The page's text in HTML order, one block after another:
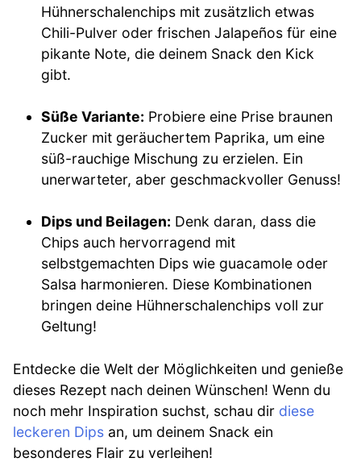
Hühnerschalenchips mit zusätzlich etwas
Chili-Pulver oder frischen Jalapeños für eine
pikante Note, die deinem Snack den Kick
gibt.
Süße Variante: Probiere eine Prise braunen
Zucker mit geräuchertem Paprika, um eine
süß-rauchige Mischung zu erzielen. Ein
unerwarteter, aber geschmackvoller Genuss!
Dips und Beilagen: Denk daran, dass die
Chips auch hervorragend mit
selbstgemachten Dips wie guacamole oder
Salsa harmonieren. Diese Kombinationen
bringen deine Hühnerschalenchips voll zur
Geltung!
Entdecke die Welt der Möglichkeiten und genieße
dieses Rezept nach deinen Wünschen! Wenn du
noch mehr Inspiration suchst, schau dir diese
leckeren Dips an, um deinem Snack ein
besonderes Flair zu verleihen!